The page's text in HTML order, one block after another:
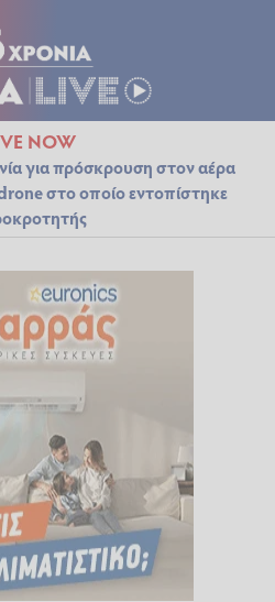
NOW
για πρόσκρουση στον αέρα
στο οποίο εντοπίστηκε